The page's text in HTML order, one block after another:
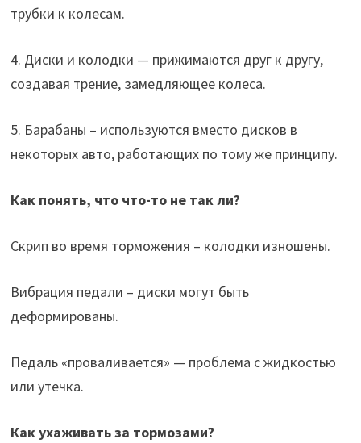
трубки к колесам.
4. Диски и колодки — прижимаются друг к другу,
создавая трение, замедляющее колеса.
5. Барабаны – используются вместо дисков в
некоторых авто, работающих по тому же принципу.
Как понять, что что-то не так ли?
Скрип во время торможения – колодки изношены.
Вибрация педали – диски могут быть
деформированы.
Педаль «проваливается» — проблема с жидкостью
или утечка.
Как ухаживать за тормозами?